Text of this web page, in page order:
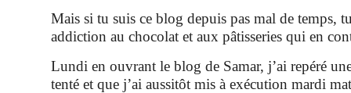
Mais si tu suis ce blog depuis pas mal de temps,
addiction au chocolat et aux pâtisseries qui en
Lundi en ouvrant le blog de Samar, j’ai repéré
tenté et que j’ai aussitôt mis à exécution mardi